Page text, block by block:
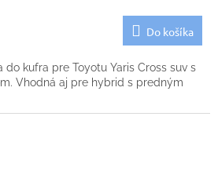
Do košíka
do kufra pre Toyotu Yaris Cross suv s
Vhodná aj pre hybrid s predným